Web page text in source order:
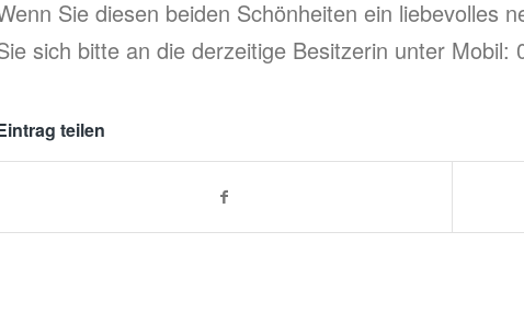
Sie diesen beiden Schönheiten ein liebevolles
sich bitte an die derzeitige Besitzerin unter Mobil:
teilen